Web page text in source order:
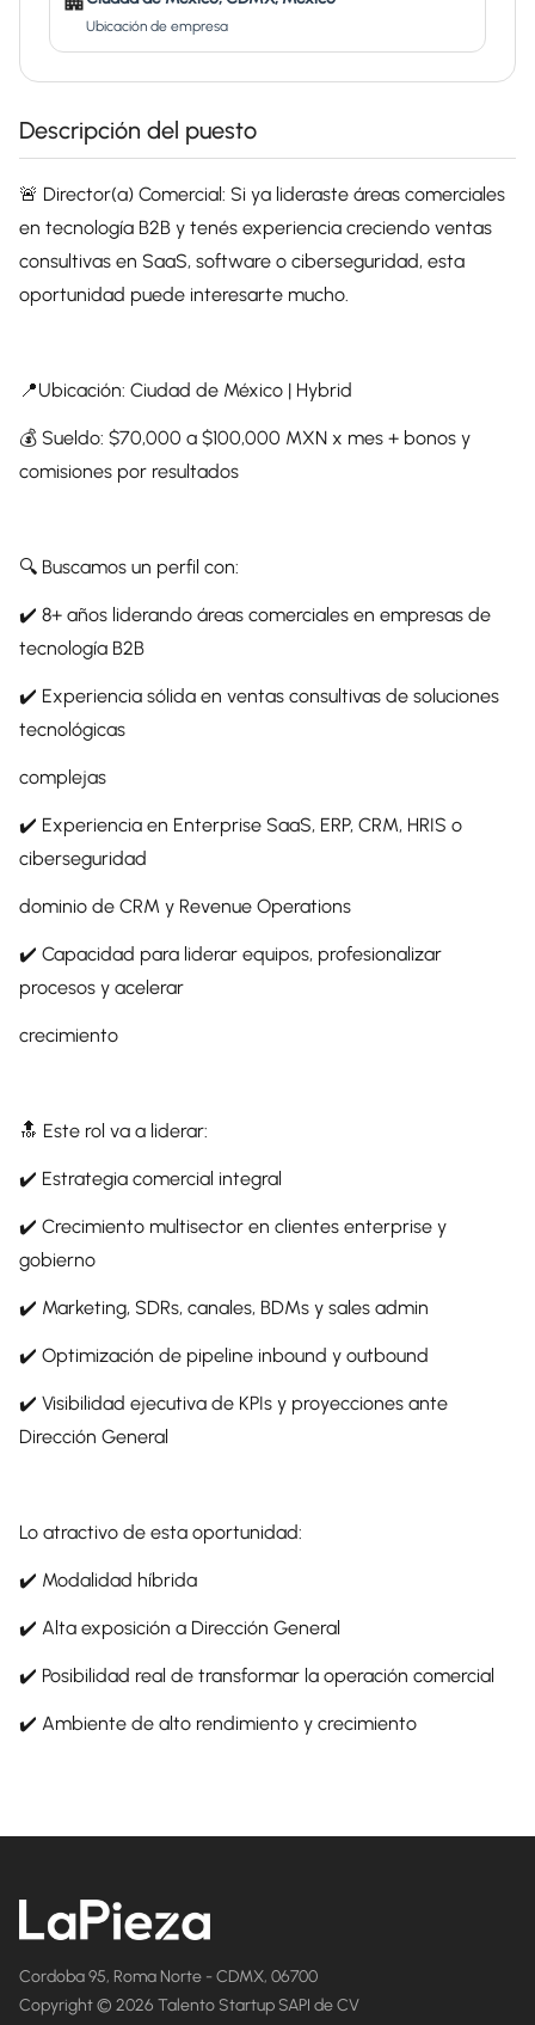
Ubicación de empresa
Descripción del puesto
🚨 Director(a) Comercial: Si ya lideraste áreas comerciales
en tecnología B2B y tenés experiencia creciendo ventas
consultivas en SaaS, software o ciberseguridad, esta
oportunidad puede interesarte mucho.
📍Ubicación: Ciudad de México | Hybrid
💰 Sueldo: $70,000 a $100,000 MXN x mes + bonos y
comisiones por resultados
🔍 Buscamos un perfil con:
✔️ 8+ años liderando áreas comerciales en empresas de
tecnología B2B
✔️ Experiencia sólida en ventas consultivas de soluciones
tecnológicas
complejas
✔️ Experiencia en Enterprise SaaS, ERP, CRM, HRIS o
ciberseguridad
dominio de CRM y Revenue Operations
✔️ Capacidad para liderar equipos, profesionalizar
procesos y acelerar
crecimiento
🔝 Este rol va a liderar:
✔️ Estrategia comercial integral
✔️ Crecimiento multisector en clientes enterprise y
gobierno
✔️ Marketing, SDRs, canales, BDMs y sales admin
✔️ Optimización de pipeline inbound y outbound
✔️ Visibilidad ejecutiva de KPIs y proyecciones ante
Dirección General
Lo atractivo de esta oportunidad:
✔️ Modalidad híbrida
✔️ Alta exposición a Dirección General
✔️ Posibilidad real de transformar la operación comercial
✔️ Ambiente de alto rendimiento y crecimiento
Cordoba 95, Roma Norte - CDMX, 06700
Copyright © 2026 Talento Startup SAPI de CV